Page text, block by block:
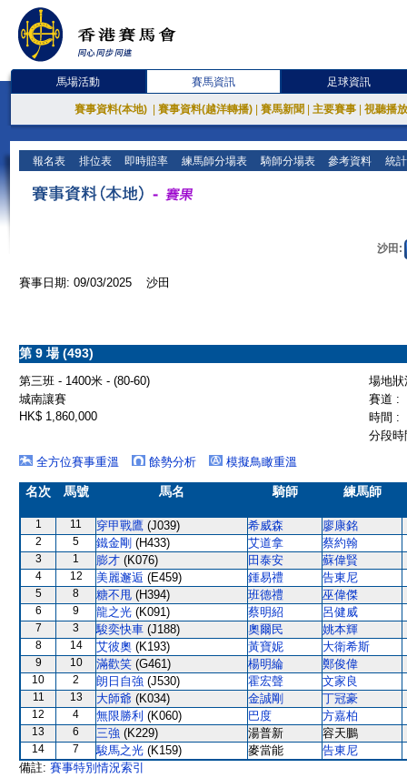
馬場活動 賽馬資訊 足球資訊
賽事資料(本地) 賽事資料(越洋轉播) 賽馬新聞 主要賽事 視聽播
報名表 排位表 即時賠率 練馬師分場表 騎師分場表 參考資料 統
沙田:
賽事日期: 09/03/2025 沙田
第 9 場 (493)
第三班 - 1400米 - (80-60)
場地
城南讓賽
賽道 :
HK$ 1,860,000
時間 :
分段
全方位賽事重溫
餘勢分析 模擬鳥瞰重溫
名次 馬號 馬名 騎師 練馬師
1 11 穿甲戰鷹 (J039) 希威森 廖康銘
2 5 鐵金剛 (H433) 艾道拿 蔡約翰
3 1 膨才 (K076) 田泰安 蘇偉賢
4 12 美麗邂逅 (E459) 鍾易禮 告東尼
5 8 糖不甩 (H394) 班德禮 巫偉傑
6 9 龍之光 (K091) 蔡明紹 呂健威
7 3 駿奕快車 (J188) 奧爾民 姚本輝
8 14 艾彼奧 (K193) 黃寶妮 大衛希斯
9 10 滿歡笑 (G461) 楊明綸 鄭俊偉
10 2 朗日自強 (J530) 霍宏聲 文家良
11 13 大師爺 (K034) 金誠剛 丁冠豪
12 4 無限勝利 (K060) 巴度 方嘉柏
13 6 三強 (K229) 湯普新 容天鵬
14 7 駿馬之光 (K159) 麥當能
告東尼
備註: 賽事特別情況索引